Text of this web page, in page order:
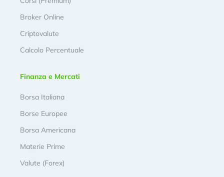
Broker Online
Criptovalute
Calcolo Percentuale
Finanza e Mercati
Borsa Italiana
Borse Europee
Borsa Americana
Materie Prime
Valute (Forex)